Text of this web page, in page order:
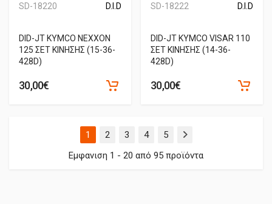
SD-18220 D.I.D
DID-JT KYMCO NEXXON
125 ΣΕΤ ΚΙΝΗΣΗΣ (15-36-
428D)
30,00€
SD-18222 D.I.D
DID-JT KYMCO VISAR 110
ΣΕΤ ΚΙΝΗΣΗΣ (14-36-
428D)
30,00€
1 (τρέχουσα)
2 3 4
5
Εμφανιση 1 - 20 από 95 προϊόντα